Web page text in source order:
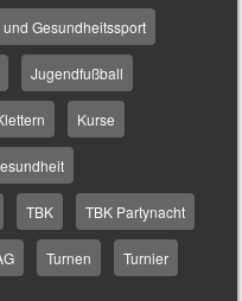
und Gesundheitssport
Jugendfußball
Kurse
TBK TBK Partynacht
Turnen Turnier